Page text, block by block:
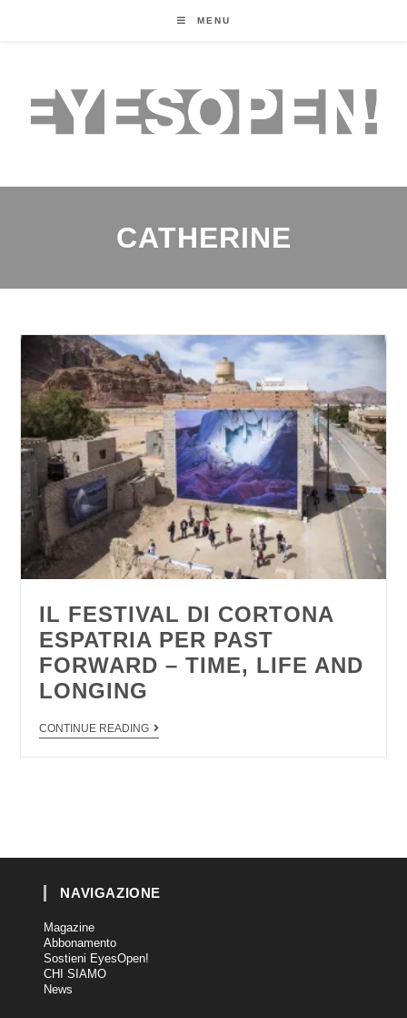
MENU
CATHERINE
IL FESTIVAL DI CORTONA
ESPATRIA PER PAST
FORWARD – TIME, LIFE AND
LONGING
CONTINUE READING
NAVIGAZIONE
Magazine
Abbonamento
Sostieni EyesOpen!
CHI SIAMO
News